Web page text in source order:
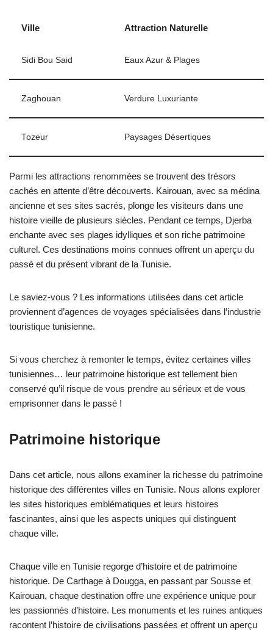
Ville Attraction Naturelle
Sidi Bou Said Eaux Azur & Plages
Zaghouan Verdure Luxuriante
Tozeur Paysages Désertiques
Parmi les attractions renommées se trouvent des trésors
cachés en attente d’être découverts. Kairouan, avec sa médina
ancienne et ses sites sacrés, plonge les visiteurs dans une
histoire vieille de plusieurs siècles. Pendant ce temps, Djerba
enchante avec ses plages idylliques et son riche patrimoine
culturel. Ces destinations moins connues offrent un aperçu du
passé et du présent vibrant de la Tunisie.
Le saviez-vous ? Les informations utilisées dans cet article
proviennent d’agences de voyages spécialisées dans l’industrie
touristique tunisienne.
Si vous cherchez à remonter le temps, évitez certaines villes
tunisiennes… leur patrimoine historique est tellement bien
conservé qu’il risque de vous prendre au sérieux et de vous
emprisonner dans le passé !
Patrimoine historique
Dans cet article, nous allons examiner la richesse du patrimoine
historique des différentes villes en Tunisie. Nous allons explorer
les sites historiques emblématiques et leurs histoires
fascinantes, ainsi que les aspects uniques qui distinguent
chaque ville.
Chaque ville en Tunisie regorge d’histoire et de patrimoine
historique. De Carthage à Dougga, en passant par Sousse et
Kairouan, chaque destination offre une expérience unique pour
les passionnés d’histoire. Les monuments et les ruines antiques
racontent l’histoire de civilisations passées et offrent un aperçu